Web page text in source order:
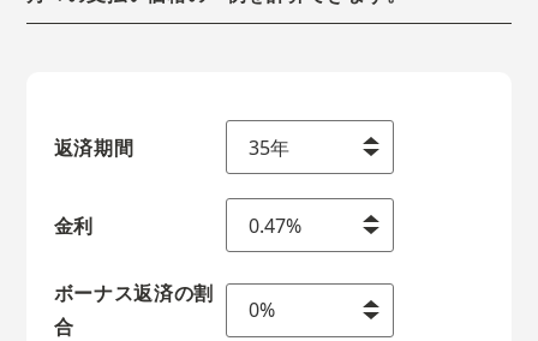
返済期間
金利
ボーナス返済の割
合